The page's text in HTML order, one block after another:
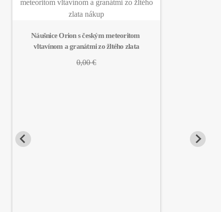
Náušnice Orion s českým meteoritom
vltavínom a granátmi zo žltého zlata
0,00 €